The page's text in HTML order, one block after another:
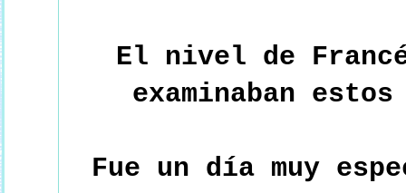
El nivel de
examinaban
Fue un día muy